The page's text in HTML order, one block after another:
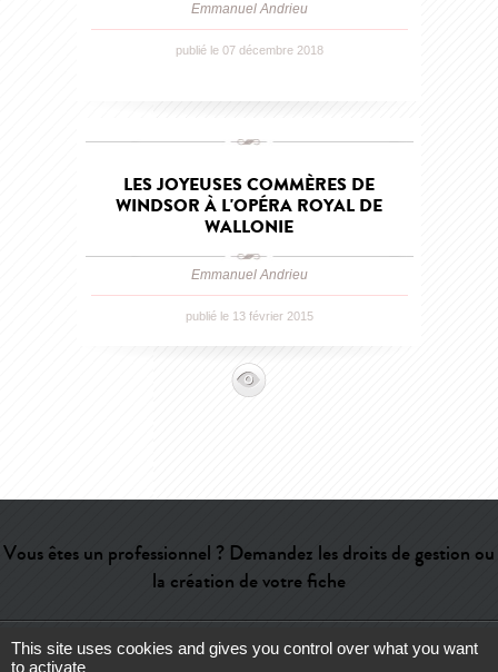
Emmanuel Andrieu
publié le 07 décembre 2018
LES JOYEUSES COMMÈRES DE
WINDSOR À L'OPÉRA ROYAL DE
WALLONIE
Emmanuel Andrieu
publié le 13 février 2015
Vous êtes un professionnel ? Demandez les droits de gestion ou
la création de votre fiche
Aide-Contact-Admin-Lexique-CGU-Qui sommes-nous ?-
This site uses cookies and gives you control over what you want
to activate